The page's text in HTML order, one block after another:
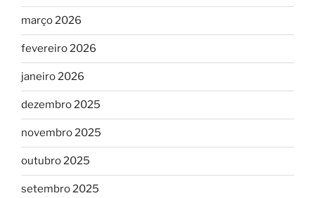
março 2026
fevereiro 2026
janeiro 2026
dezembro 2025
novembro 2025
outubro 2025
setembro 2025